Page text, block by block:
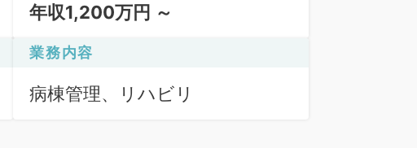
年収1,200万円 ～
業務内容
病棟管理、リハビリ